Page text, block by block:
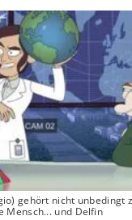
gehört nicht unbedingt
Mensch... und Delfin